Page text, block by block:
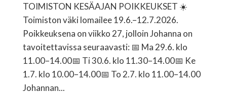
TOIMISTON KESÄAJAN POIKKEUKSET ☀️
Toimiston väki lomailee 19.6.–12.7.2026.
Poikkeuksena on viikko 27, jolloin Johanna on
tavoitettavissa seuraavasti: 📅 Ma 29.6. klo
11.00–14.00📅 Ti 30.6. klo 11.30–14.00📅 Ke
1.7. klo 10.00–14.00📅 To 2.7. klo 11.00–14.00
Johannan...